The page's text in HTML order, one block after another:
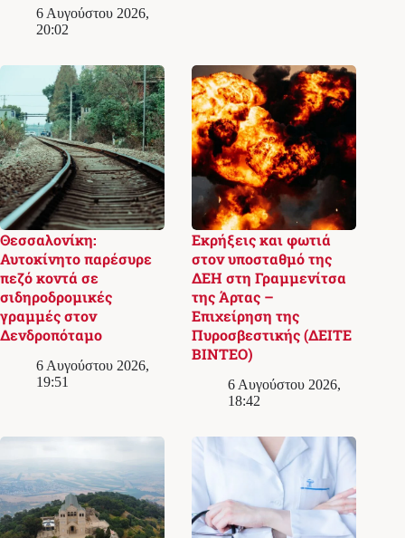
6 Αυγούστου 2026,
20:02
Θεσσαλονίκη:
Αυτοκίνητο παρέσυρε
πεζό κοντά σε
σιδηροδρομικές
γραμμές στον
Δενδροπόταμο
6 Αυγούστου 2026,
19:51
Εκρήξεις και φωτιά
στον υποσταθμό της
ΔΕΗ στη Γραμμενίτσα
της Άρτας –
Επιχείρηση της
Πυροσβεστικής (ΔΕΙΤΕ
ΒΙΝΤΕΟ)
6 Αυγούστου 2026,
18:42